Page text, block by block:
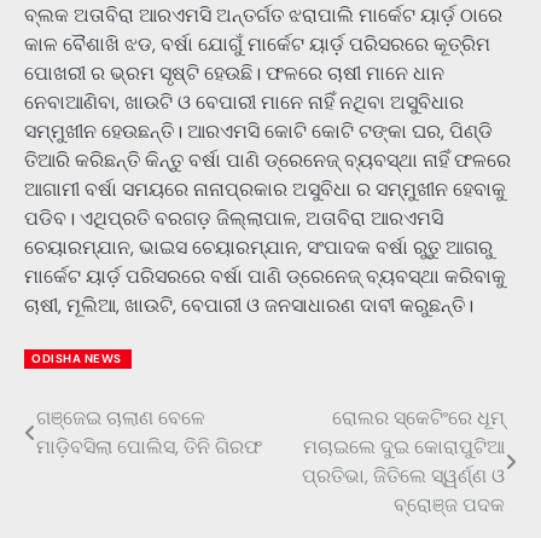
ବ୍ଲକ ଅତାବିରା ଆରଏମସି ଅନ୍ତର୍ଗତ ଝରାପାଲି ମାର୍କେଟ ୟାର୍ଡ଼ ଠାରେ
କାଳ ବୈଶାଖି ଝଡ, ବର୍ଷା ଯୋଗୁଁ ମାର୍କେଟ ୟାର୍ଡ଼ ପରିସରରେ କୂତ୍ରିମ
ପୋଖରୀ ର ଭ୍ରମ ସୃଷ୍ଟି ହେଉଛି। ଫଳରେ ଚାଷୀ ମାନେ ଧାନ
ନେବାଆଣିବା, ଖାଉଟି ଓ ବେପାରୀ ମାନେ ନାହିଁ ନଥିବା ଅସୁବିଧାର
ସମ୍ମୁଖୀନ ହେଉଛନ୍ତି। ଆରଏମସି କୋଟି କୋଟି ଟଙ୍କା ଘର, ପିଣ୍ଡି
ତିଆରି କରିଛନ୍ତି କିନ୍ତୁ ବର୍ଷା ପାଣି ଡ୍ରେନେଜ୍ ବ୍ୟବସ୍ଥା ନାହିଁ ଫଳରେ
ଆଗାମୀ ବର୍ଷା ସମୟରେ ନାନାପ୍ରକାର ଅସୁବିଧା ର ସମ୍ମୁଖୀନ ହେବାକୁ
ପଡିବ। ଏଥିପ୍ରତି ବରଗଡ଼ ଜିଲ୍ଲାପାଳ, ଅତାବିରା ଆରଏମସି
ଚେୟାରମ୍ଯାନ, ଭାଇସ ଚେୟାରମ୍ଯାନ, ସଂପାଦକ ବର୍ଷା ରୁତୁ ଆଗରୁ
ମାର୍କେଟ ୟାର୍ଡ଼ ପରିସରରେ ବର୍ଷା ପାଣି ଡ୍ରେନେଜ୍ ବ୍ୟବସ୍ଥା କରିବାକୁ
ଚାଷୀ, ମୂଲିଆ, ଖାଉଟି, ବେପାରୀ ଓ ଜନସାଧାରଣ ଦାବୀ କରୁଛନ୍ତି।
ODISHA NEWS
Post
navigation
ଗଞ୍ଜେଇ ଚାଲାଣ ବେଳେ
ମାଡ଼ିବସିଲା ପୋଲିସ, ତିନି ଗିରଫ
ରୋଲର ସ୍କେଟିଂରେ ଧୂମ୍
ମଚାଇଲେ ଦୁଇ କୋରାପୁଟିଆ
ପ୍ରତିଭା, ଜିତିଲେ ସ୍ୱର୍ଣ୍ଣ ଓ
ବ୍ରୋଞ୍ଜ ପଦକ